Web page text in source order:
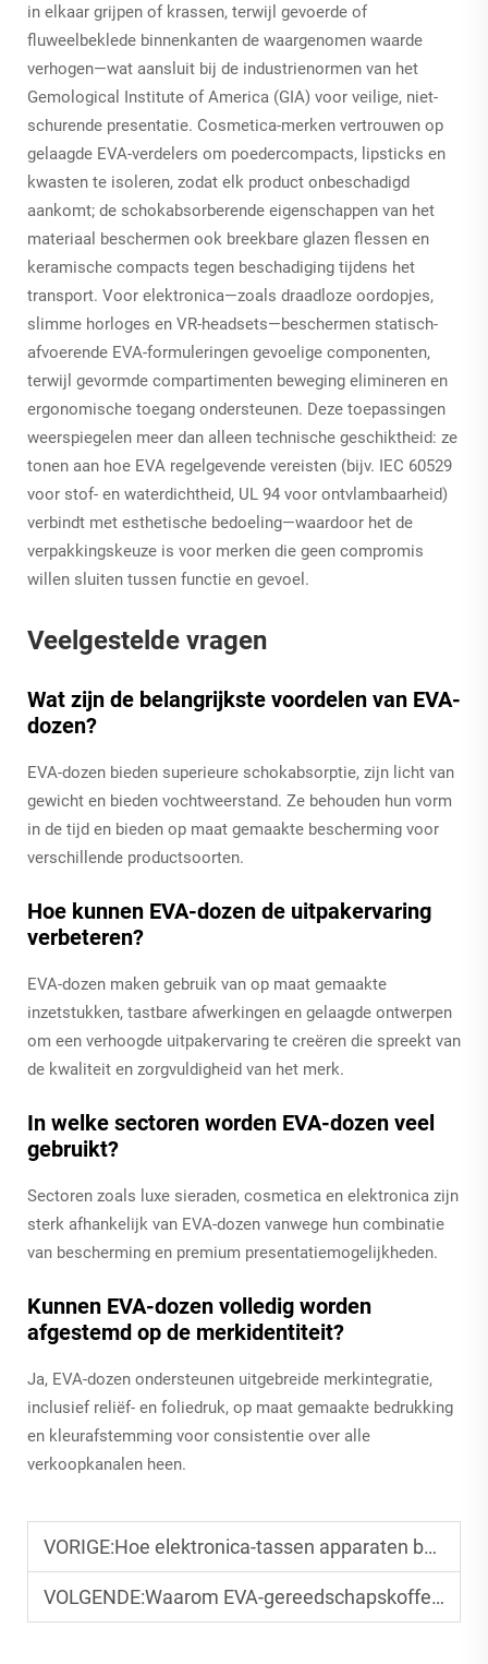
in elkaar grijpen of krassen, terwijl gevoerde of
fluweelbeklede binnenkanten de waargenomen waarde
verhogen—wat aansluit bij de industrienormen van het
Gemological Institute of America (GIA) voor veilige, niet-
schurende presentatie. Cosmetica-merken vertrouwen op
gelaagde EVA-verdelers om poedercompacts, lipsticks en
kwasten te isoleren, zodat elk product onbeschadigd
aankomt; de schokabsorberende eigenschappen van het
materiaal beschermen ook breekbare glazen flessen en
keramische compacts tegen beschadiging tijdens het
transport. Voor elektronica—zoals draadloze oordopjes,
slimme horloges en VR-headsets—beschermen statisch-
afvoerende EVA-formuleringen gevoelige componenten,
terwijl gevormde compartimenten beweging elimineren en
ergonomische toegang ondersteunen. Deze toepassingen
weerspiegelen meer dan alleen technische geschiktheid: ze
tonen aan hoe EVA regelgevende vereisten (bijv. IEC 60529
voor stof- en waterdichtheid, UL 94 voor ontvlambaarheid)
verbindt met esthetische bedoeling—waardoor het de
verpakkingskeuze is voor merken die geen compromis
willen sluiten tussen functie en gevoel.
Veelgestelde vragen
Wat zijn de belangrijkste voordelen van EVA-
dozen?
EVA-dozen bieden superieure schokabsorptie, zijn licht van
gewicht en bieden vochtweerstand. Ze behouden hun vorm
in de tijd en bieden op maat gemaakte bescherming voor
verschillende productsoorten.
Hoe kunnen EVA-dozen de uitpakervaring
verbeteren?
EVA-dozen maken gebruik van op maat gemaakte
inzetstukken, tastbare afwerkingen en gelaagde ontwerpen
om een verhoogde uitpakervaring te creëren die spreekt van
de kwaliteit en zorgvuldigheid van het merk.
In welke sectoren worden EVA-dozen veel
gebruikt?
Sectoren zoals luxe sieraden, cosmetica en elektronica zijn
sterk afhankelijk van EVA-dozen vanwege hun combinatie
van bescherming en premium presentatiemogelijkheden.
Kunnen EVA-dozen volledig worden
afgestemd op de merkidentiteit?
Ja, EVA-dozen ondersteunen uitgebreide merkintegratie,
inclusief reliëf- en foliedruk, op maat gemaakte bedrukking
en kleurafstemming voor consistentie over alle
verkoopkanalen heen.
VORIGE:Hoe elektronica-tassen apparaten beschermen tegen krasjes
VOLGENDE:Waarom EVA-gereedschapskoffers wereldwijd door professionals worden gebruikt